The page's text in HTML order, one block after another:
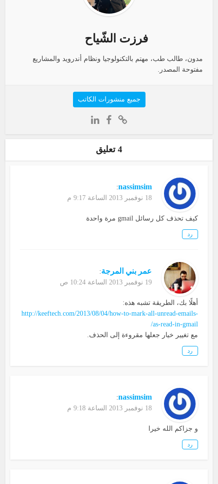
فرزت الشّياح
مدون، طالب طب، مهتم بالتكنولوجيا ونظام أندرويد والمشاريع
مفتوحة المصدر.
جميع منشورات الكاتب
4 تعليق
nassimsim
:
18 نوفمبر 2013 الساعة 9:17 م
كيف تحذف كل رسائل gmail مرة واحدة
رد
عمر بني المرجة:
19 نوفمبر 2013 الساعة 10:24 ص
أهلًا بك، الطريقة تشبه هذه:
http://keeftech.com/2013/08/04/how-to-mark-all-unread-emails-
as-read-in-gmail/
مع تغيير خيار جعلها مقروءة إلى الحذف.
رد
nassimsim
:
18 نوفمبر 2013 الساعة 9:18 م
و جزاكم الله خيرا
رد